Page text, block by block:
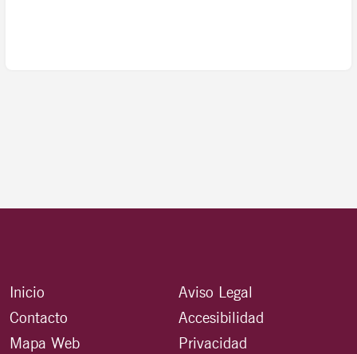
Inicio
Contacto
Mapa Web
Aviso Legal
Accesibilidad
Privacidad